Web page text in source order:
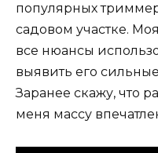
популярных
садовом участке.
все нюансы
выявить его
Заранее скажу, что
меня массу